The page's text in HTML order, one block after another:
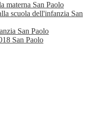
materna San Paolo
scuola dell'infanzia San
San Paolo
San Paolo